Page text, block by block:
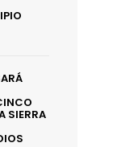
SIERRA